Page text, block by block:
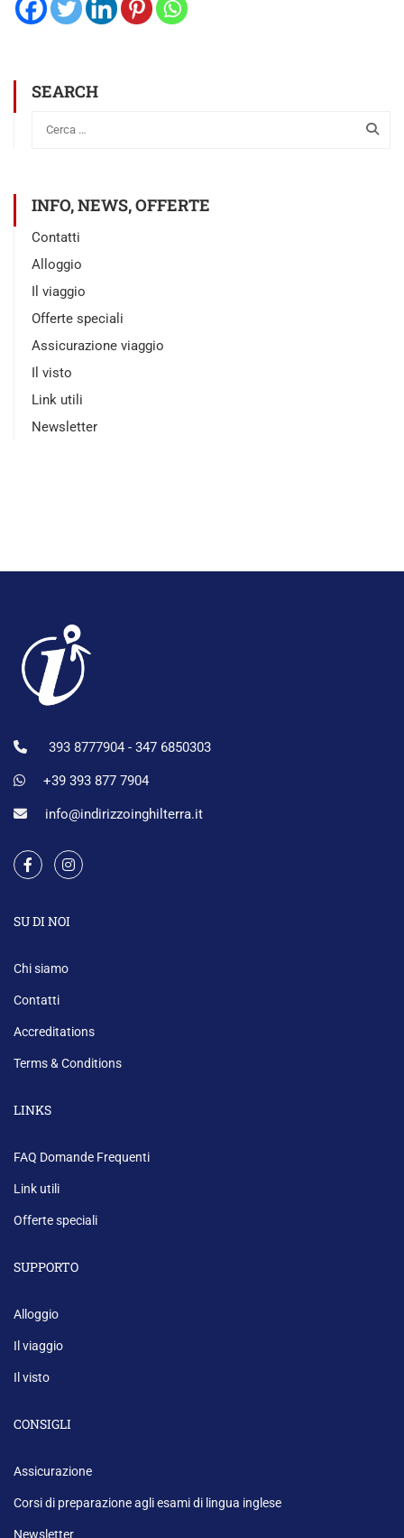
SEARCH
INFO, NEWS, OFFERTE
Contatti
Alloggio
Il viaggio
Offerte speciali
Assicurazione viaggio
Il visto
Link utili
Newsletter
393 8777904 - 347 6850303
+39 393 877 7904
info@indirizzoinghilterra.it
SU DI NOI
Chi siamo
Contatti
Accreditations
Terms & Conditions
LINKS
FAQ Domande Frequenti
Link utili
Offerte speciali
SUPPORTO
Alloggio
Il viaggio
Il visto
CONSIGLI
Assicurazione
Corsi di preparazione agli esami di lingua inglese
Newsletter